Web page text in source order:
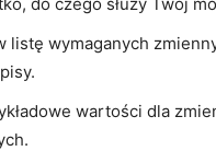
listę wymaganych⁢
wartości dla